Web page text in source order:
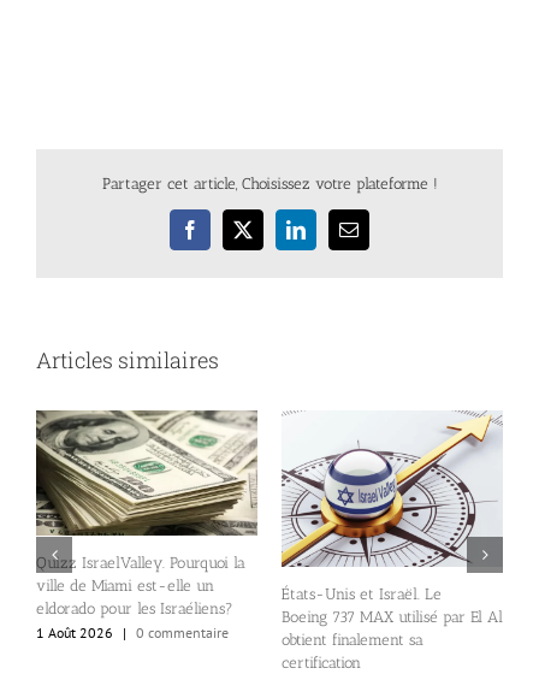
Partager cet article, Choisissez votre plateforme !
Facebook
X LinkedInEmail
Articles similaires
Quizz IsraelValley. Pourquoi la
ville de Miami est-elle un
eldorado pour les Israéliens?
1 Août 2026
| 0 commentaire
États-Unis et Israël. Le
Boeing 737 MAX utilisé par El Al
obtient finalement sa
certification